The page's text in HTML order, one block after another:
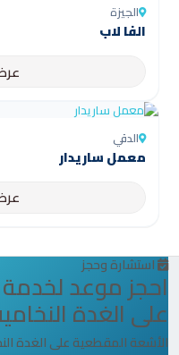
الجيزة
الفا لاب
الدقي
معمل ساريدار
استشارة وحجز
احجز موعد
على الغدة
الأشعة المقطعية على الغدة